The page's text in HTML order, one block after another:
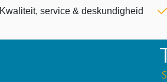
Kwaliteit, service & deskundigheid